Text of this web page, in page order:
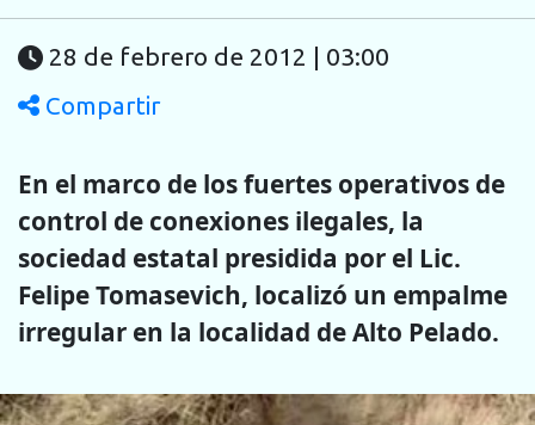
28 de febrero de 2012 | 03:00
Compartir
En el marco de los fuertes operativos de
control de conexiones ilegales, la
sociedad estatal presidida por el Lic.
Felipe Tomasevich, localizó un empalme
irregular en la localidad de Alto Pelado.